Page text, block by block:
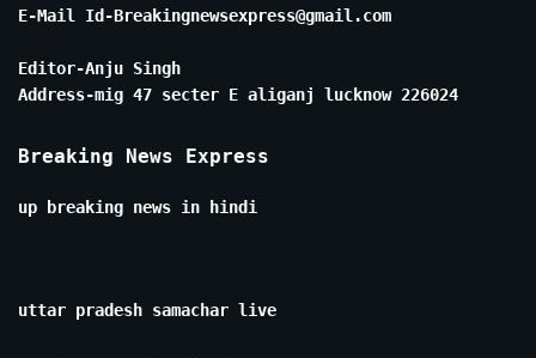
E-Mail Id-Breakingnewsexpress@gmail.com
Editor-Anju Singh
Address-mig 47 secter E aliganj lucknow 226024
Breaking News Express
up breaking news in hindi
uttar pradesh samachar live